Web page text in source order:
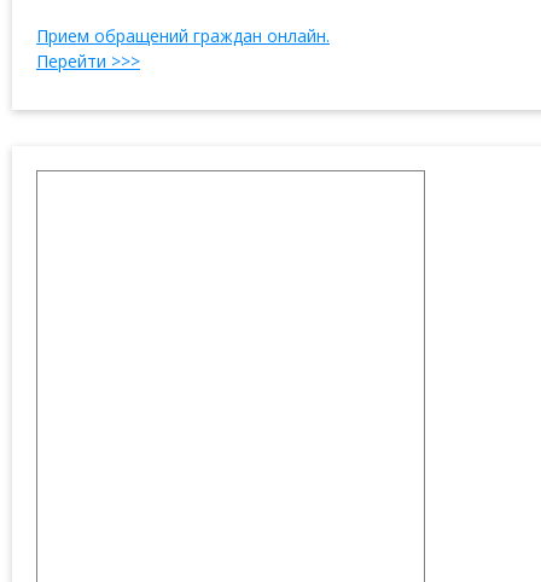
Прием обращений граждан онлайн.
Перейти >>>